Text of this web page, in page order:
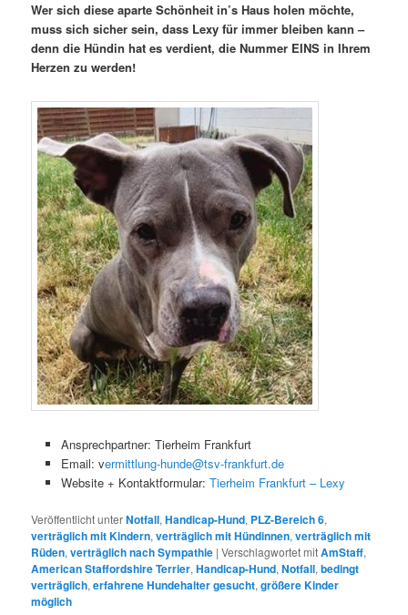
Wer sich diese aparte Schönheit in’s Haus holen möchte,
muss sich sicher sein, dass Lexy für immer bleiben kann –
denn die Hündin hat es verdient, die Nummer EINS in Ihrem
Herzen zu werden!
Ansprechpartner: Tierheim Frankfurt
Email: vermittlung-hunde@tsv-frankfurt.de
Website + Kontaktformular: Tierheim Frankfurt – Lexy
Veröffentlicht unterNotfall,Handicap-Hund, PLZ-Bereich 6,
verträglich mit Kindern,verträglich mit Hündinnen,verträglich mit
Rüden,verträglich nach Sympathie |Verschlagwortet mitAmStaff,
American Staffordshire Terrier,Handicap-Hund,Notfall,bedingt
verträglich,erfahrene Hundehalter gesucht,größere Kinder
möglich